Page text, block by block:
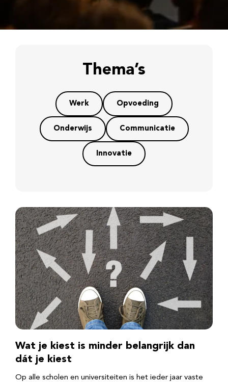
Thema’s
Werk Opvoeding
Onderwijs Communicatie
Innovatie
Wat je kiest is minder belangrijk dan
dát je kiest
Op alle scholen en universiteiten is het ieder jaar vaste